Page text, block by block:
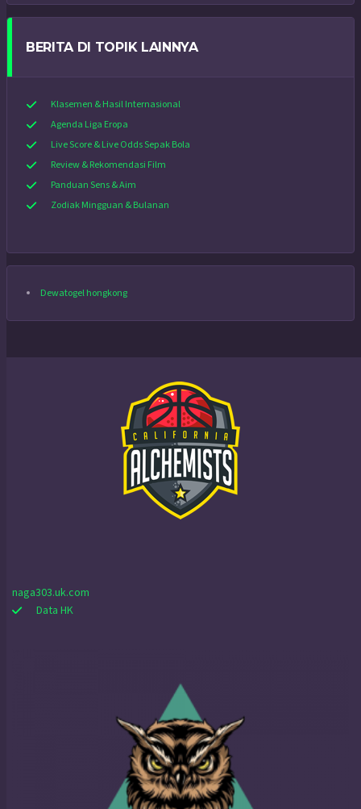
BERITA DI TOPIK LAINNYA
Klasemen & Hasil Internasional
Agenda Liga Eropa
Live Score & Live Odds Sepak Bola
Review & Rekomendasi Film
Panduan Sens & Aim
Zodiak Mingguan & Bulanan
Dewatogel hongkong
naga303.uk.com
Data HK